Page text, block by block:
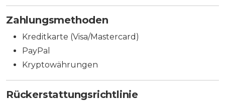
Zahlungsmethoden
Kreditkarte (Visa/Mastercard)
PayPal
Kryptowährungen
Rückerstattungsrichtlinie